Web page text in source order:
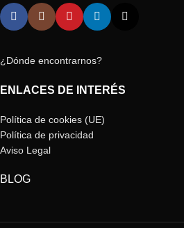
¿Dónde encontrarnos?
ENLACES DE INTERÉS
Política de cookies (UE)
Política de privacidad
Aviso Legal
BLOG